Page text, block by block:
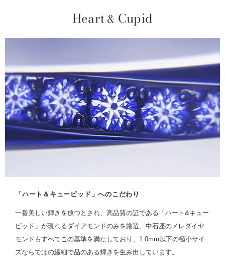
Heart& Cupid
「ハート＆キューピッド」へのこだわり
一番美しい輝きを放つとされ、高品質の証である「ハート&キュー
ピッド」が現れるダイアモンドのみを厳選、中石座のメレダイヤ
モンドもすべてこの基準を満たしており、1.0mm以下の極小サイ
ズならではの繊細で品のある輝きを生み出しています。